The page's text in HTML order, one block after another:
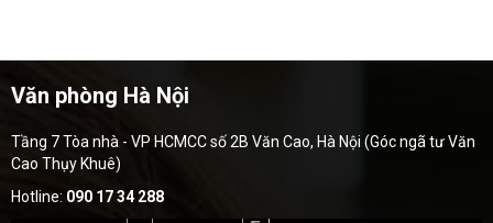
Văn phòng Hà Nội
Tầng 7 Tòa nhà - VP HCMCC số 2B Văn Cao, Hà Nội (Góc ngã tư Văn
Cao Thụy Khuê)
Hotline: 090 17 34 288